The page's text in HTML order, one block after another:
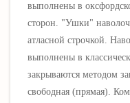
выполнены в
сторон. "Ушки"
атласной строчкой.
выполнены в
закрываются методом
свободная (прямая).